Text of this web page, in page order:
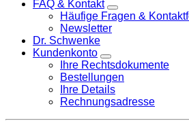
FAQ & Kontakt
Häufige Fragen &
Newsletter
Dr. Schwenke
Kundenkonto
Ihre Rechtsdokumente
Bestellungen
Ihre Details
Rechnungsadresse